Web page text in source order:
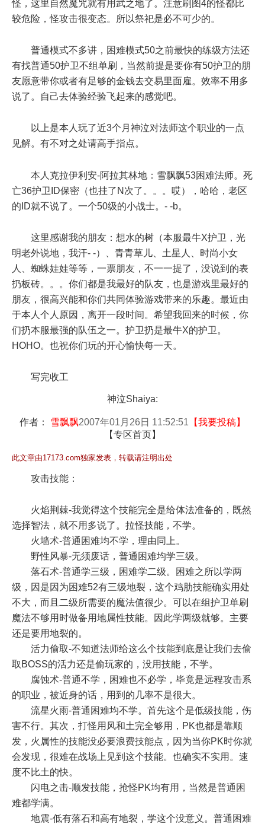
怪，这里自然魔咒就有用武之地了。注意刷图4的怪都比
较危险，怪攻击很变态。所以祭祀是必不可少的。
普通模式不多讲，困难模式50之前最快的练级方法还
有找普通50护卫不组单刷，当然前提是要你有50护卫的朋
友愿意带你或者有足够的金钱去交易里面雇。效率不用多
说了。自己去体验经验飞起来的感觉吧。
以上是本人玩了近3个月神泣对法师这个职业的一点
见解。有不对之处请高手指点。
本人克拉伊利安-阿拉其林地：雪飘飘53困难法师。死
亡36护卫ID保密（也挂了N次了。。。哎），哈哈，老区
的ID就不说了。一个50级的小战士。- -b。
这里感谢我的朋友：想水的树（本服最牛X护卫，光
明老外说地，我汗- -）、青青草儿、土星人、时尚小女
人、蜘蛛娃娃等等，一票朋友，不一一提了，没说到的表
扔板砖。。。你们都是我最好的队友，也是游戏里最好的
朋友，很高兴能和你们共同体验游戏带来的乐趣。最近由
于本人个人原因，离开一段时间。希望我回来的时候，你
们扔本服最强的队伍之一。护卫扔是最牛X的护卫。
HOHO。也祝你们玩的开心愉快每一天。
写完收工
神泣Shaiya:
作者： 雪飘飘2007年01月26日 11:52:51 【我要投稿】
【专区首页】
此文章由17173.com独家发表，转载请注明出处
攻击技能：
火焰荆棘-我觉得这个技能完全是给体法准备的，既然
选择智法，就不用多说了。拉怪技能，不学。
火墙术-普通困难均不学，理由同上。
野性风暴-无须废话，普通困难均学三级。
落石术-普通学三级，困难学二级。困难之所以学两
级，因是因为困难52有三级地裂，这个鸡肋技能确实用处
不大，而且二级所需要的魔法值很少。可以在组护卫单刷
魔法不够用时做备用地属性技能。因此学两级就够。主要
还是要用地裂的。
活力偷取-不知道法师给这么个技能到底是让我们去偷
取BOSS的活力还是偷玩家的，没用技能，不学。
腐蚀术-普通不学，困难也不必学，毕竟是远程攻击系
的职业，被近身的话，用到的几率不是很大。
流星火雨-普通困难均不学。首先这个是低级技能，伤
害不行。其次，打怪用风和土完全够用，PK也都是靠顺
发，火属性的技能没必要浪费技能点，因为当你PK时你就
会发现，很难在战场上见到这个技能。也确实不实用。速
度不比土的快。
闪电之击-顺发技能，抢怪PK均有用，当然是普通困
难都学满。
地震-低有落石和高有地裂，学这个没意义。普通困难